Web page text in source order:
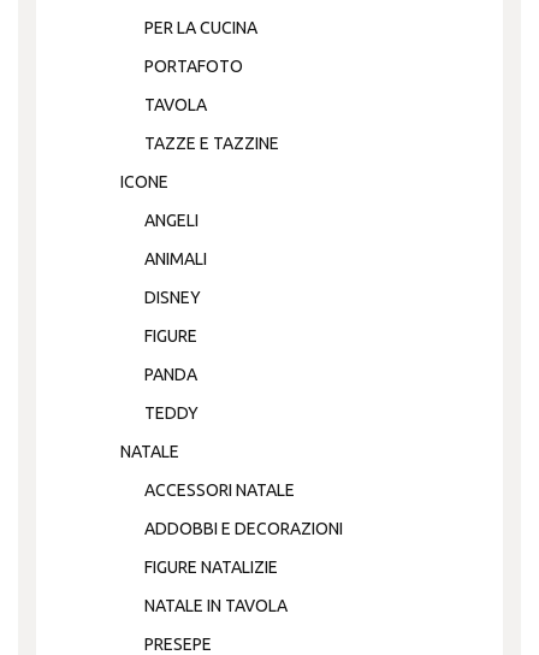
PER LA CUCINA
PORTAFOTO
TAVOLA
TAZZE E TAZZINE
ICONE
ANGELI
ANIMALI
DISNEY
FIGURE
PANDA
TEDDY
NATALE
ACCESSORI NATALE
ADDOBBI E DECORAZIONI
FIGURE NATALIZIE
NATALE IN TAVOLA
PRESEPE